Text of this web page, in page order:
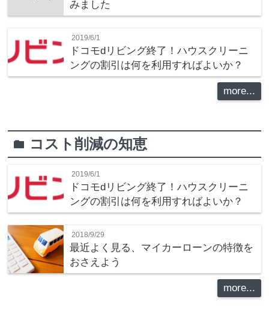
みました
2019/6/1
ドコモdリビング終了！ハウスクリーニ
ングの割引は何を利用すればよいか？
more...
folder コスト削減の知恵
2019/6/1
ドコモdリビング終了！ハウスクリーニ
ングの割引は何を利用すればよいか？
2018/9/29
最近よく見る、マイカーローンの特徴を
おさえよう
more...